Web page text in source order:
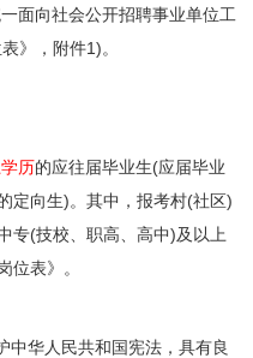
面向社会公开招聘事业单位工
》，附件1)。
历的应往届毕业生(应届毕业
定向生)。其中，报考村(社区)
专(技校、职高、高中)及以上
位表》。
华人民共和国宪法，具有良